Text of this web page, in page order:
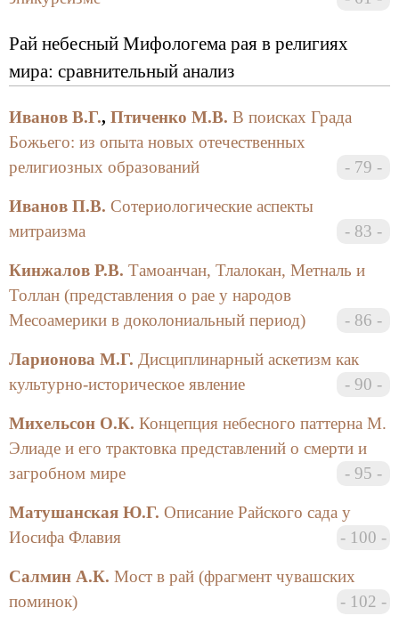
катастрофами, распространением неизлечимых
приводящие к возникновению новых алармистских
или утопических, религиозных и внерелигиозных
идеологий.
Все это определило выбор темы конференции
«Образ рая: от мифа к утопии», собравшей 31
октября — 2 ноября 2002 года на философском
университета более 70 участников из Германии,
Польши, Франции, России и стран СНГ. Эта
кафедрой философии религии и религиоведения и
Центром сравнительного изучения религии
философского факультета СПбГУ
Конференция имела как исследовательские, так и
информационно-образовательные задачи.
проанализировать специфику современных
интерпретаций мифологемы рая, но и обсудить
методологические и эвристические перспективы
различных социальных и гуманитарных
дисциплинах, а также способствовать дальнейшему
гуманитарных науках и образовании.
В рамках этого междисциплинарного форума
Рай небесный Мифологема рая в религиях
мира: сравнительный анализ
Иванов В.Г., Птиченко М.В. В поисках Града
Божьего: из опыта новых отечественных
религиозных образований
79
Иванов П.В. Сотериологические аспекты
митраизма
83
Кинжалов Р.В. Тамоанчан, Тлалокан, Метналь и
Толлан (представления о рае у народов
Месоамерики в доколониальный период)
86
Ларионова М.Г. Дисциплинарный аскетизм как
культурно-историческое явление
90
Михельсон О.К. Концепция небесного паттерна М.
Элиаде и его трактовка представлений о смерти и
загробном мире
95
Матушанская Ю.Г. Описание Райского сада у
Иосифа Флавия
100
Салмин А.К. Мост в рай (фрагмент чувашских
поминок)
102